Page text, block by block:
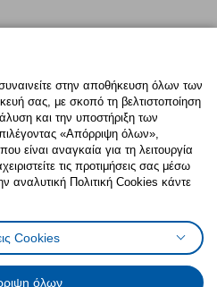
Twitter
ψηφιακής προσβασιμότητας
Όροι Χρήσης
Δεδομένων
Δεδομένων για ΙΚΕΑ.gr
στην αποθήκευση όλων των
σας, με σκοπό τη βελτιστοποίηση
και την υποστήριξη των
«Απόρριψη όλων»,
είναι αναγκαία για τη λειτουργία
τις προτιμήσεις σας μέσω
αναλυτική Πολιτική Cookies κάντε
Cookies
όλων